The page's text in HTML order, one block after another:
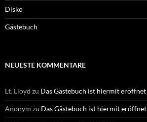
Disko
Gästebuch
NEUESTE KOMMENTARE
Lt. Lloyd zu Das Gästebuch ist hiermit eröffnet
Anonym zu Das Gästebuch ist hiermit eröffnet